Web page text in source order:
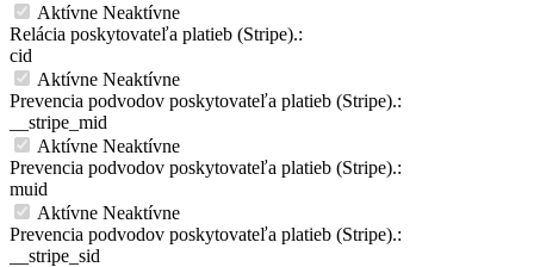
Aktívne Neaktívne
Relácia poskytovateľa platieb (Stripe).:
cid
Aktívne Neaktívne
Prevencia podvodov poskytovateľa platieb (Stripe).:
__stripe_mid
Aktívne Neaktívne
Prevencia podvodov poskytovateľa platieb (Stripe).:
muid
Aktívne Neaktívne
Prevencia podvodov poskytovateľa platieb (Stripe).:
__stripe_sid